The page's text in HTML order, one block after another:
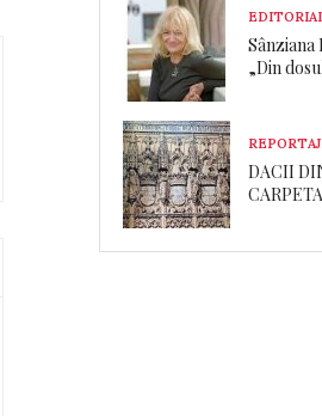
Sânziana
„Din
DACII